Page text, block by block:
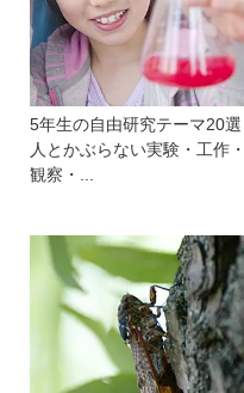
5年生の自由研究テーマ20選│
人とかぶらない実験・工作・
観察・...